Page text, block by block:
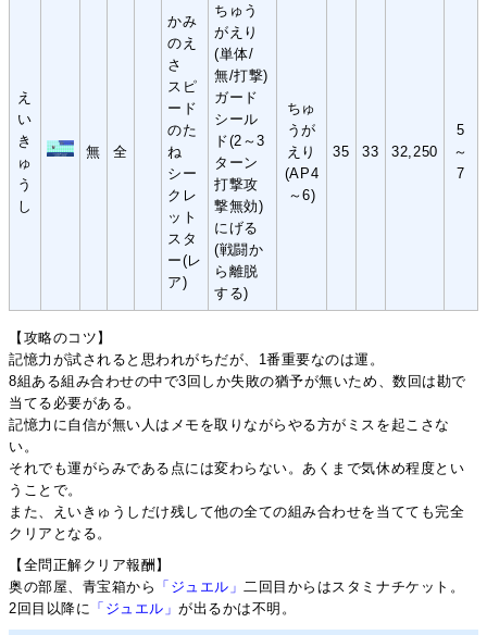
え
い
き
ゅ
う
し
無 全
かみ
のえ
さ
スピ
ード
のた
ね
シー
クレ
ット
スタ
ー(レ
ア)
ちゅう
がえり
(単体/
無/打撃)
ガード
シール
ド(2～3
ターン
打撃攻
撃無効)
にげる
(戦闘か
ら離脱
する)
ちゅ
うが
えり
(AP4
～6)
35 33 32,250
5
～
7
【攻略のコツ】
記憶力が試されると思われがちだが、1番重要なのは運。
8組ある組み合わせの中で3回しか失敗の猶予が無いため、数回は勘で
当てる必要がある。
記憶力に自信が無い人はメモを取りながらやる方がミスを起こさな
い。
それでも運がらみである点には変わらない。あくまで気休め程度とい
うことで。
また、えいきゅうしだけ残して他の全ての組み合わせを当てても完全
クリアとなる。
【全問正解クリア報酬】
奥の部屋、青宝箱から 「ジュエル」二回目からはスタミナチケット。
2回目以降に 「ジュエル」が出るかは不明。